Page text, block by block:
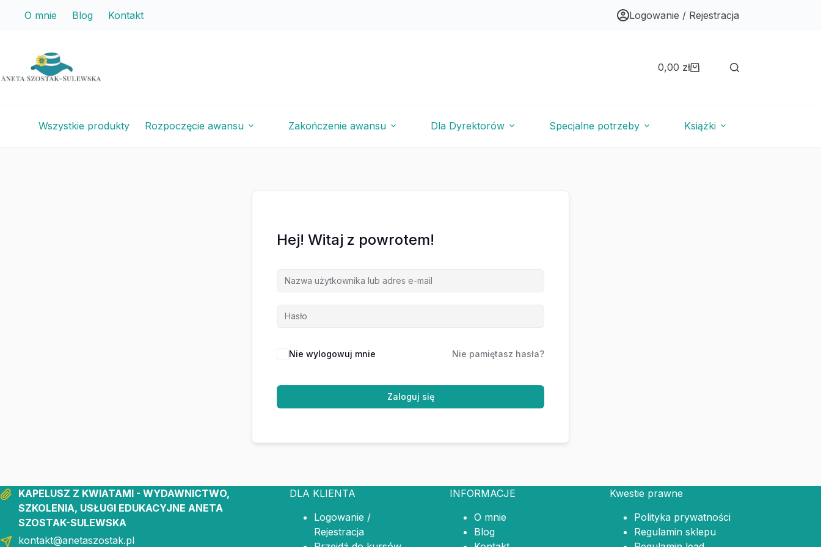
O mnie Blog Kontakt Logowanie / Rejestracja
Koszyk
0,00 zł
Wszystkie produkty Rozpoczęcie awansu Zakończenie awansu Dla Dyrektorów Specjalne potrzeby Książki
Hej! Witaj z powrotem!
Nie wylogowuj mnie Nie pamiętasz hasła?
Zaloguj się
KAPELUSZ Z KWIATAMI - WYDAWNICTWO,
SZKOLENIA, USŁUGI EDUKACYJNE ANETA
SZOSTAK-SULEWSKA
kontakt@anetaszostak.pl
DLA KLIENTA
Logowanie /
Rejestracja
INFORMACJE
O mnie
Blog
Kwestie prawne
Polityka prywatności
Regulamin sklepu